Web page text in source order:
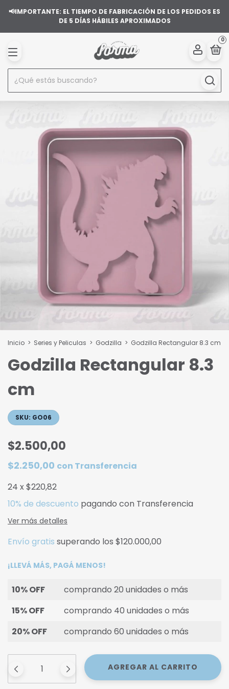
📢IMPORTANTE: EL TIEMPO DE FABRICACIÓN DE LOS PEDIDOS ES
DE 5 DÍAS HÁBILES APROXIMADOS
0
Inicio > Series y Peliculas > Godzilla > Godzilla Rectangular 8.3 cm
Godzilla Rectangular 8.3
cm
SKU: GO06
$2.500,00
$2.250,00 con Transferencia
24 x$220,82
10% de descuento pagando con Transferencia
Ver más detalles
Envío gratis superando los $120.000,00
¡LLEVÁ MÁS, PAGÁ MENOS!
10% OFF
comprando 20 unidades o más
15% OFF
comprando 40 unidades o más
20% OFF
comprando 60 unidades o más